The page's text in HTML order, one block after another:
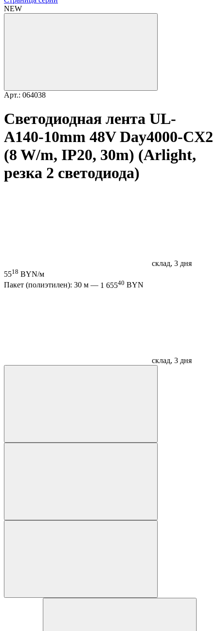
NEW
Арт.: 064038
Светодиодная лента UL-
A140-10mm 48V Day4000-CX2
(8 W/m, IP20, 30m) (Arlight,
резка 2 светодиода)
склад, 3 дня
5518 BYN/м
Пакет (полиэтилен): 30 м — 1 65540 BYN
склад, 3 дня